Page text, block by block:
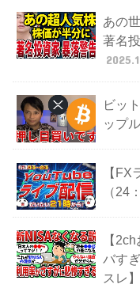
あの
著名
ビッ
ップ
【FX
（24
【
バす
スレ】